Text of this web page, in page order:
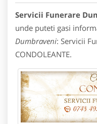
Servicii Funerare
unde puteti gasi
Dumbraveni: Servicii
CONDOLEANTE.